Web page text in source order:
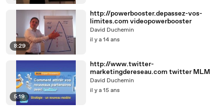
8:29
http://powerbooster.depassez-vos-
limites.com videopowerbooster
David Duchemin
il y a 14 ans
5:19
http://www.twitter-
marketingdereseau.com twitter MLM
David Duchemin
il y a 15 ans